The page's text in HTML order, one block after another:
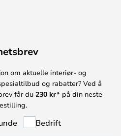
om aktuelle interiør- og
og rabatter? Ved å
får du 230 kr* på din neste
Bedrift